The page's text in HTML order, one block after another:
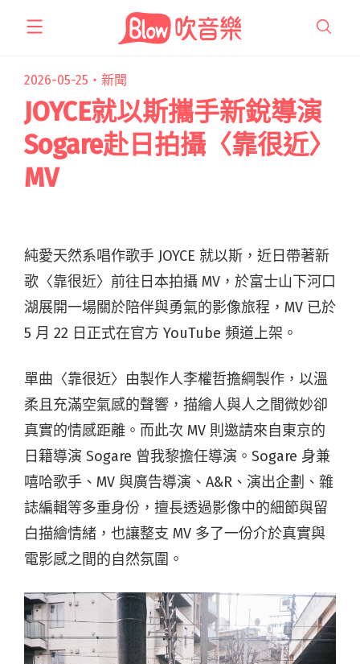
2026-05-25・ 新聞
JOYCE就以斯攜手新銳導演
Sogare赴日拍攝〈靠很近〉
MV
純愛天然系唱作歌手 JOYCE 就以斯，近日帶著新
歌〈靠很近〉前往日本拍攝 MV，於富士山下河口
湖展開一場關於陪伴與勇氣的影像旅程，MV 已於
5 月 22 日正式在官方 YouTube 頻道上架。
單曲〈靠很近〉由製作人李權哲擔綱製作，以溫
柔且充滿空氣感的聲響，描繪人與人之間微妙卻
真實的情感距離。而此次 MV 則邀請來自東京的
日籍導演 Sogare 曾我黎擔任導演。Sogare 身兼
嘻哈歌手、MV 與廣告導演、A&R、演出企劃、雜
誌編輯等多重身份，擅長透過影像中的細節與留
白描繪情緒，也讓整支 MV 多了一份介於真實與
電影感之間的自然氛圍。